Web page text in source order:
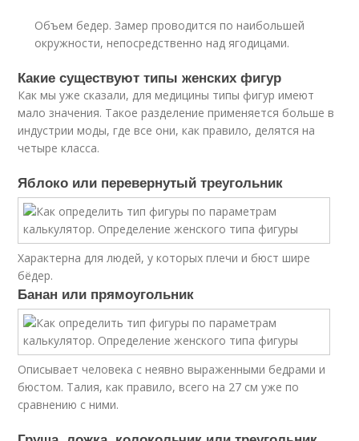
Объем бедер. Замер проводится по наибольшей
окружности, непосредственно над ягодицами.
Какие существуют типы женских фигур
Как мы уже сказали, для медицины типы фигур имеют
мало значения. Такое разделение применяется больше в
индустрии моды, где все они, как правило, делятся на
четыре класса.
Яблоко или перевернутый треугольник
Характерна для людей, у которых плечи и бюст шире
бёдер.
Банан или прямоугольник
Описывает человека с неявно выраженными бедрами и
бюстом. Талия, как правило, всего на 27 см уже по
сравнению с ними.